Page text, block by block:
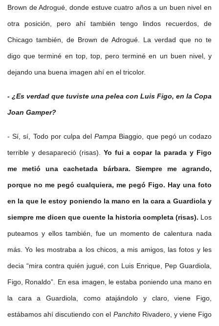
Brown de Adrogué, donde estuve cuatro años a un buen nivel en
otra posición, pero ahí también tengo lindos recuerdos, de
Chicago también, de Brown de Adrogué. La verdad que no te
digo que terminé en top, top, pero terminé en un buen nivel, y
dejando una buena imagen ahí en el tricolor.
- ¿Es verdad que tuviste una pelea con Luis Figo, en la Copa
Joan Gamper?
- Sí, sí, Todo por culpa delPampa Biaggio, que pegó un codazo
terrible y desapareció (risas). Yo fui a copar la parada y Figo
me metió una cachetada bárbara. Siempre me agrando,
porque no me pegó cualquiera, me pegó Figo. Hay una foto
en la que le estoy poniendo la mano en la cara a Guardiola y
siempre me dicen que cuente la historia completa (risas). Los
puteamos y ellos también, fue un momento de calentura nada
más. Yo les mostraba a los chicos, a mis amigos, las fotos y les
decia “mira contra quién jugué, con Luis Enrique, Pep Guardiola,
Figo, Ronaldo”. En esa imagen, le estaba poniendo una mano en
la cara a Guardiola, como atajándolo y claro, viene Figo,
estábamos ahí discutiendo con el Panchito Rivadero, y viene Figo